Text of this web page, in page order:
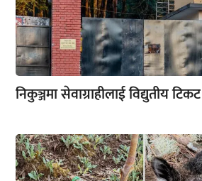
निकुञ्जमा सेवाग्राहीलाई विद्युतीय टिकट